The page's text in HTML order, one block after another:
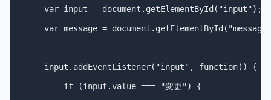
    var input = document.getElementById("input");
var message =
    input.addEventListener("input", function() {
        if (input.value === "変更") {